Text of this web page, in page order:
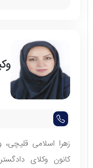
زهرا اسلامی
کانون وکلای